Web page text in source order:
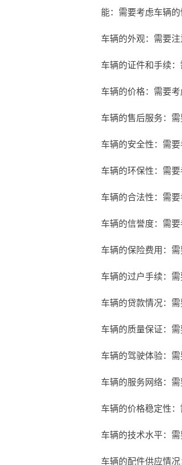
能：需要考虑车辆
车辆的外观：需要
车辆的证件和手续
车辆的价格：需要
车辆的售后服务：
车辆的安全性：需
车辆的环保性：需
车辆的合法性：需
车辆的信誉度：需
车辆的保险费用：
车辆的过户手续：
车辆的贷款情况：
车辆的质量保证：
车辆的驾驶体验：
车辆的服务网络：
车辆的价格稳定性
车辆的技术水平：
车辆的配件供应情